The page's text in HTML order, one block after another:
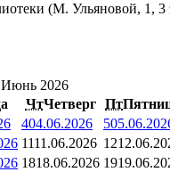
(М. Ульяновой, 1, 3
Июнь 2026
ЧтЧетверг Пт
404.06.2026 5
1111.06.2026 12
1818.06.2026 19